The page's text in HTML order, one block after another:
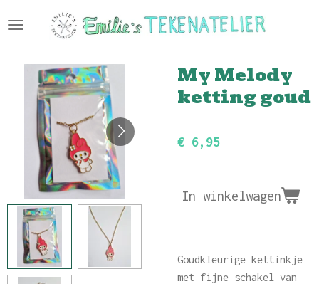
direct
hoofdinhoud
My Melody
ketting goud
€ 6,95
In winkelwagen
Goudkleurige kettinkje
met fijne schakel van